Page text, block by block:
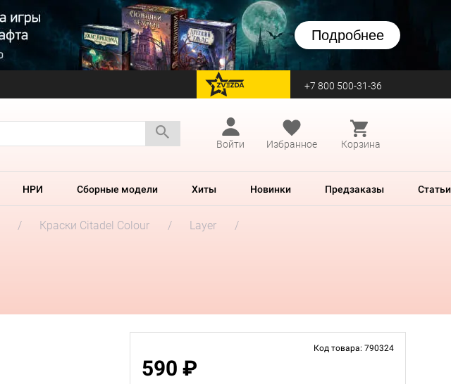
Подробнее
перейти на Zvezda +7 800 500-31-36
Войти
Избранное Корзина
НРИ Сборные модели Хиты Новинки Предзаказы Статьи
Краски Citadel Colour
Layer
Код товара: 790324
590 ₽